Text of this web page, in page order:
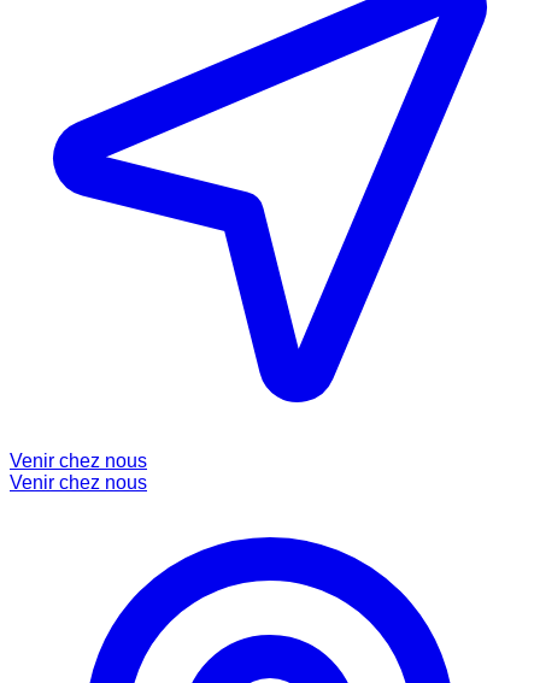
Venir chez nous
Venir chez nous